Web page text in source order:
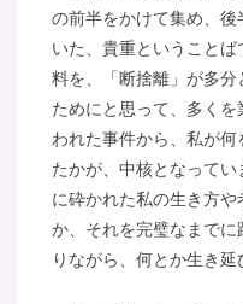
の前半をかけて集め、
いた、貴重ということ
料を、「断捨離」が多
ためにと思って、多く
われた事件から、私が
たかが、中核となって
に砕かれた私の生き方
か、それを完璧なまで
りながら、何とか生き延